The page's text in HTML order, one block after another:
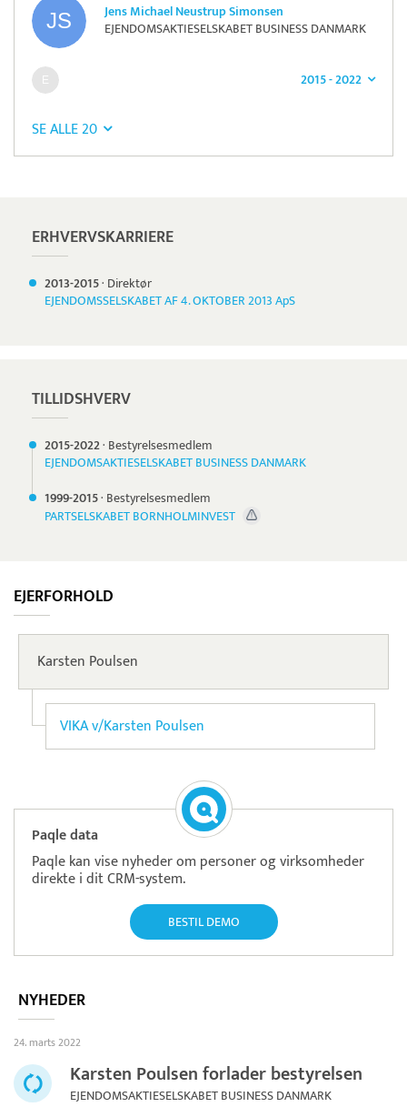
Jens Michael Neustrup Simonsen
EJENDOMSAKTIESELSKABET BUSINESS DANMARK
2015 - 2022
SE ALLE 20
ERHVERVSKARRIERE
2013-2015· Direktør
EJENDOMSSELSKABET AF 4. OKTOBER 2013 ApS
TILLIDSHVERV
2015-2022· Bestyrelsesmedlem
EJENDOMSAKTIESELSKABET BUSINESS DANMARK
1999-2015· Bestyrelsesmedlem
PARTSELSKABET BORNHOLMINVEST
EJERFORHOLD
Karsten Poulsen
VIKA v/Karsten Poulsen
Paqle data
Paqle kan vise nyheder om personer og virksomheder
direkte i dit CRM-system.
BESTIL DEMO
NYHEDER
24. marts 2022
Karsten Poulsen forlader bestyrelsen
EJENDOMSAKTIESELSKABET BUSINESS DANMARK